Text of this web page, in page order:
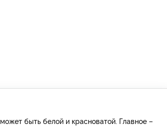
быть белой и красноватой. Главное –